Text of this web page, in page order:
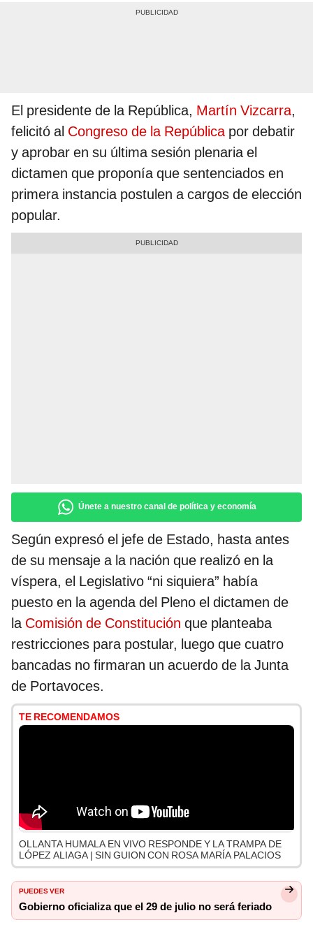
El presidente de la República, Martín Vizcarra,
felicitó al Congreso de la Repúblicapor debatir
y aprobar en su última sesión plenaria el
dictamen que proponía que sentenciados en
primera instancia postulen a cargos de elección
popular.
Únete a nuestro canal de política y economía
Según expresó el jefe de Estado, hasta antes
de su mensaje a la nación que realizó en la
víspera, el Legislativo “ni siquiera” había
puesto en la agenda del Pleno el dictamen de
la Comisión de Constitución que planteaba
restricciones para postular, luego que cuatro
bancadas no firmaran un acuerdo de la Junta
de Portavoces.
TE RECOMENDAMOS
OLLANTA HUMALA EN VIVO RESPONDE Y LA TRAMPA DE
LÓPEZ ALIAGA | SIN GUION CON ROSA MARÍA PALACIOS
PUEDES VER
Gobierno oficializa que el 29 de julio no será feriado